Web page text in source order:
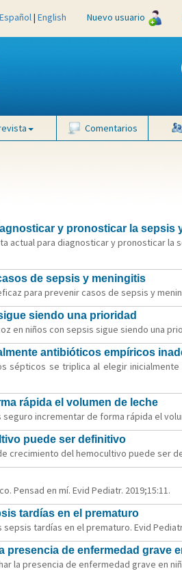
Español| English Nuevo usuario
Comentarios
y pronosticar la sepsis
actual para diagnosticar y pronosticar
de sepsis y meningitis
para prevenir casos de sepsis y
siendo una prioridad
en niños con sepsis sigue siendo una
antibióticos empíricos
sépticos se triplica al elegir
rápida el volumen de leche
incrementar de forma rápida el
puede ser definitivo
crecimiento del hemocultivo puede ser
Pensad en mí. Evid Pediatr. 2019;15:11.
tardías en el prematuro
tardías en el prematuro. Evid
presencia de enfermedad grave
la presencia de enfermedad grave en